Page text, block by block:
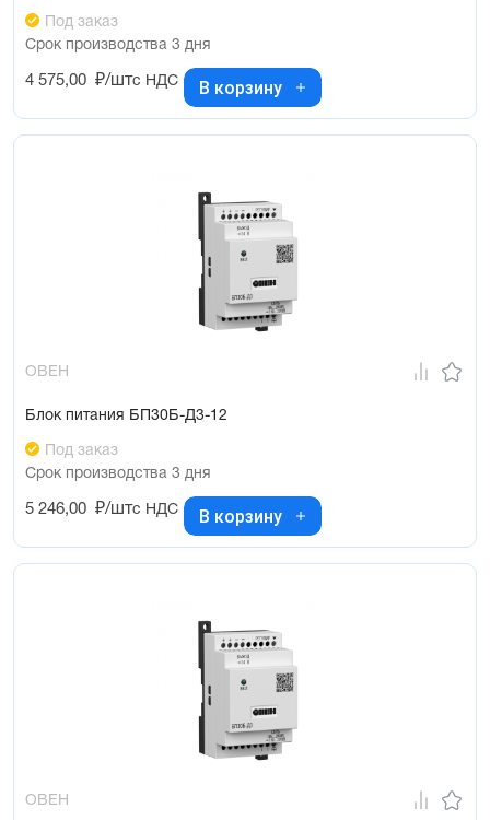
Под заказ
Срок производства 3 дня
4 575,00 ₽/штс НДС В корзину
ОВЕН
Блок питания БП30Б-Д3-12
Под заказ
Срок производства 3 дня
5 246,00 ₽/штс НДС В корзину
ОВЕН